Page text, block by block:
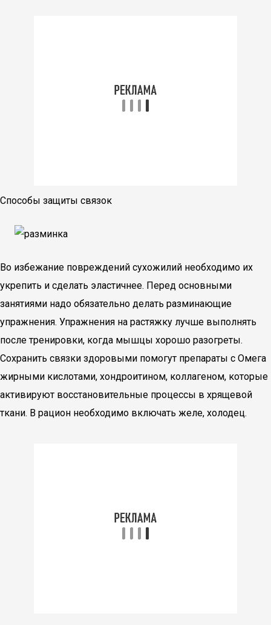
Способы защиты связок
Во избежание повреждений сухожилий необходимо их
укрепить и сделать эластичнее. Перед основными
занятиями надо обязательно делать разминающие
упражнения. Упражнения на растяжку лучше выполнять
после тренировки, когда мышцы хорошо разогреты.
Сохранить связки здоровыми помогут препараты с Омега
жирными кислотами, хондроитином, коллагеном, которые
активируют восстановительные процессы в хрящевой
ткани. В рацион необходимо включать желе, холодец.